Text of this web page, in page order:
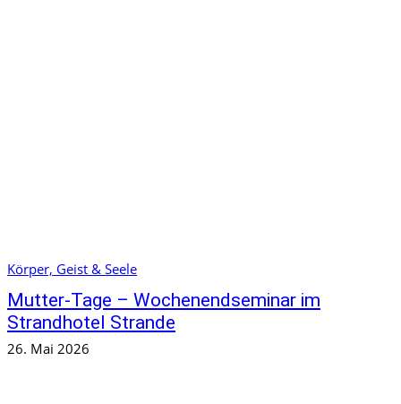
Körper, Geist & Seele
Mutter-Tage – Wochenendseminar im
Strandhotel Strande
26. Mai 2026